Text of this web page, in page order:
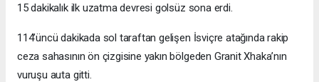
15 dakikalık ilk uzatma devresi golsüz sona erdi.
114’üncü dakikada sol taraftan gelişen İsviçre atağında rakip
ceza sahasının ön çizgisine yakın bölgeden Granit Xhaka’nın
vuruşu auta gitti.